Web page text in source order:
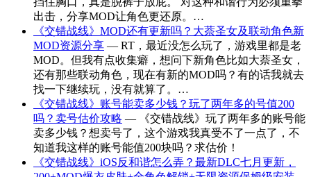
出击，分享MOD让角色更还原。…
《交错战线》MOD还有更新吗？大萘圣女及联动角色新
MOD资源分享 — RT，最近没怎么玩了，游戏里都是老
MOD。但我有点收集癖，想问下新角色比如大萘圣女，
还有那些联动角色，现在有新的MOD吗？有的话我就去
找一下继续玩，没有就算了。…
《交错战线》账号能卖多少钱？玩了两年多的号值200
吗？卖号估价攻略 — 《交错战线》玩了两年多的账号能
卖多少钱？想卖号了，这个游戏我真受不了一点了，不
知道我这样的账号能值200块吗？求估价！
《交错战线》iOS反和谐怎么弄？最新DLC七月更新，